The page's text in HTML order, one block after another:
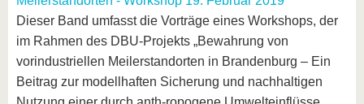
Dieser Band umfasst die Vorträge eines Workshops, der
im Rahmen des DBU-Projekts „Bewahrung von
vorindustriellen Meilerstandorten in Brandenburg – Ein
Beitrag zur modellhaften Sicherung und nachhaltigen